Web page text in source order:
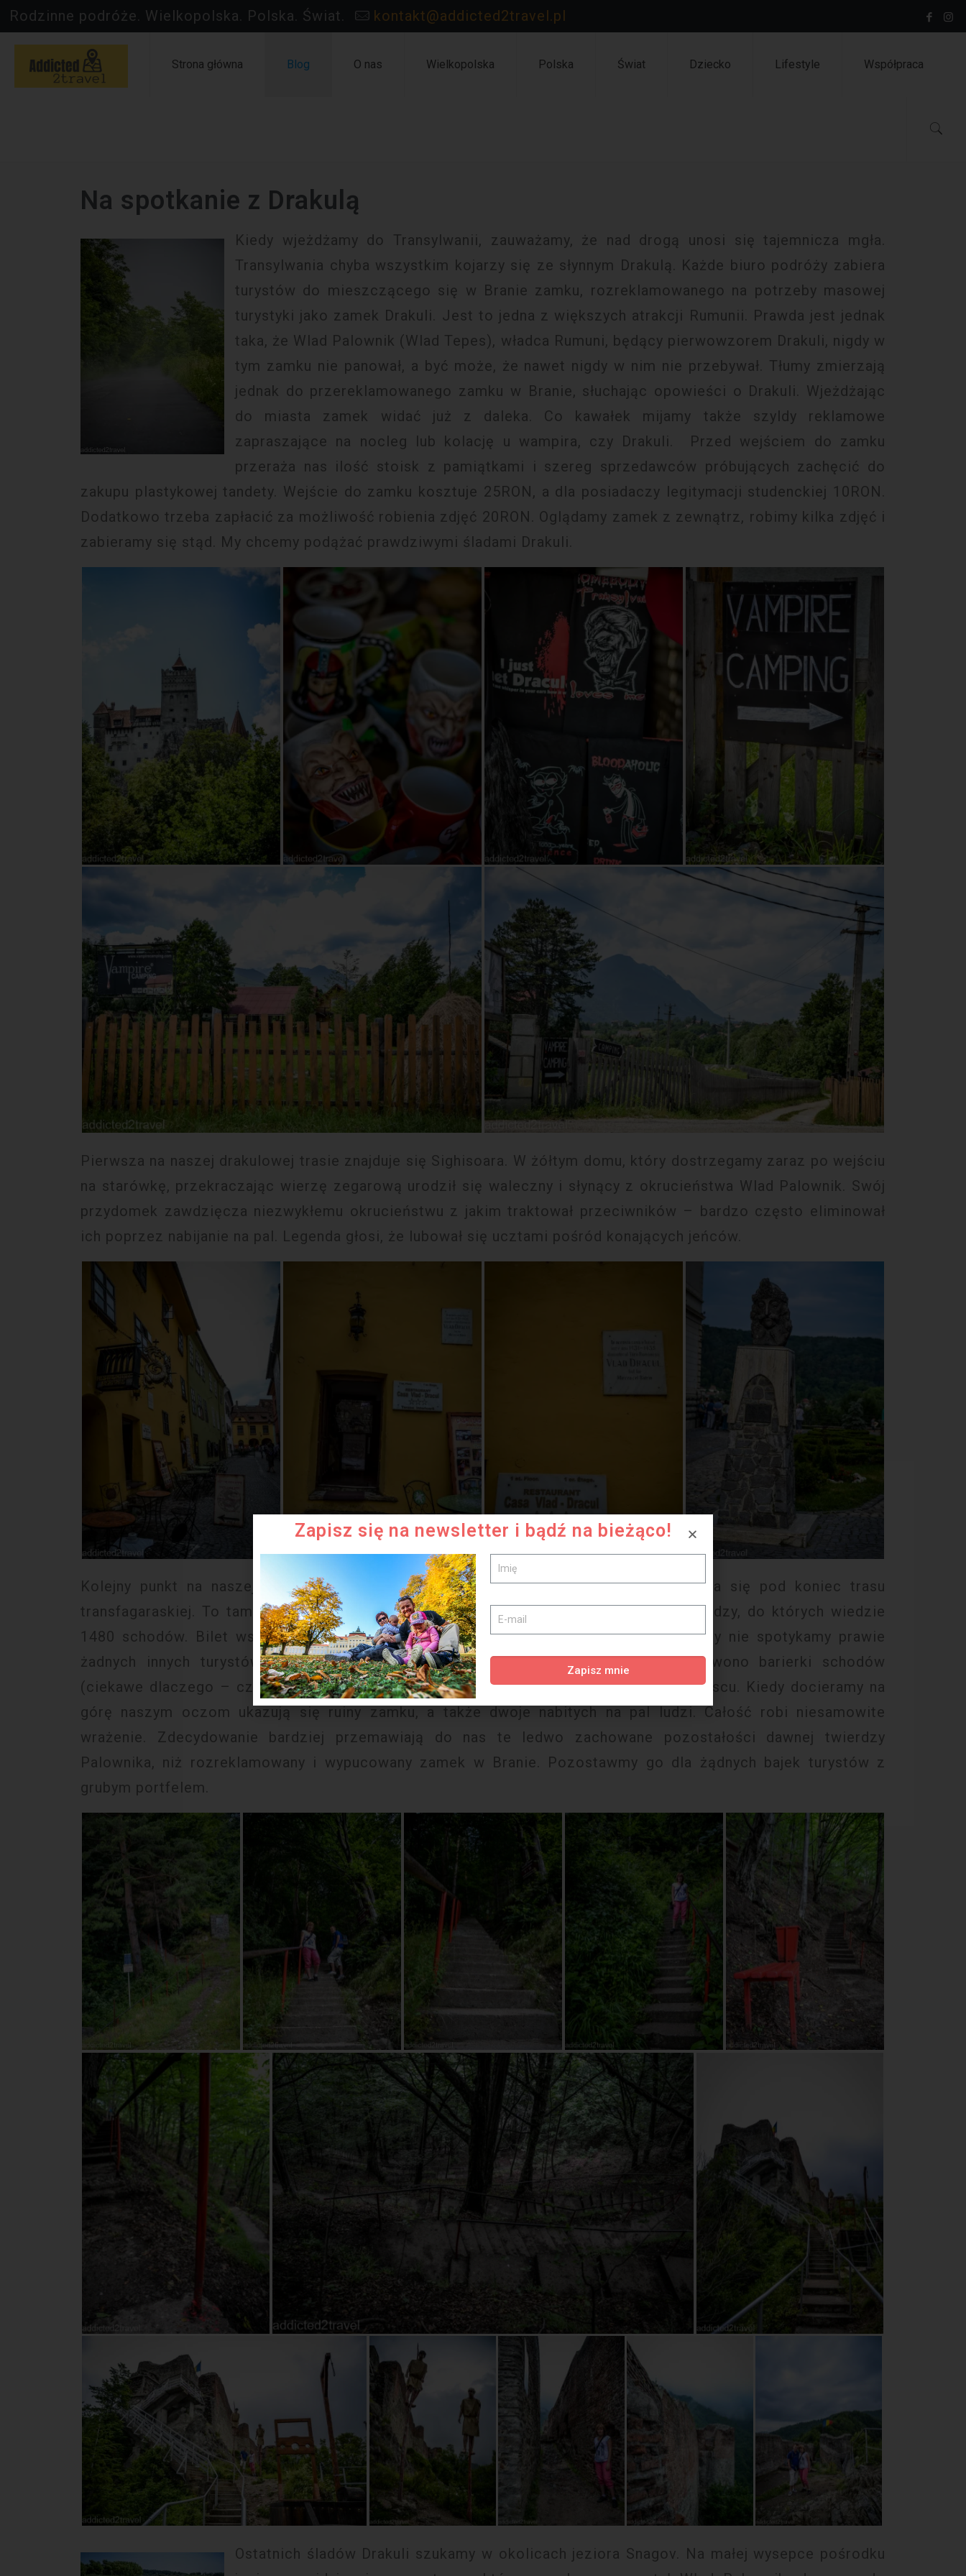
Rodzinne podróże. Wielkopolska. Polska. Świat. kontakt@addicted2travel.pl
Strona główna Blog O nas Wielkopolska Polska Świat Dziecko Lifestyle Współpraca
Na spotkanie z Drakulą
Kiedy wjeżdżamy do Transylwanii, zauważamy, że nad drogą unosi się tajemnicza mgła.
Transylwania chyba wszystkim kojarzy się ze słynnym Drakulą. Każde biuro podróży zabiera
turystów do mieszczącego się w Branie zamku, rozreklamowanego na potrzeby masowej
turystyki jako zamek Drakuli. Jest to jedna z większych atrakcji Rumunii. Prawda jest jednak
taka, że Wlad Palownik (Wlad Tepes), władca Rumuni, będący pierwowzorem Drakuli, nigdy w
tym zamku nie panował, a być może, że nawet nigdy w nim nie przebywał. Tłumy zmierzają
jednak do przereklamowanego zamku w Branie, słuchając opowieści o Drakuli. Wjeżdżając
do miasta zamek widać już z daleka. Co kawałek mijamy także szyldy reklamowe
zapraszające na nocleg lub kolację u wampira, czy Drakuli. Przed wejściem do zamku
przeraża nas ilość stoisk z pamiątkami i szereg sprzedawców próbujących zachęcić do
zakupu plastykowej tandety. Wejście do zamku kosztuje 25RON, a dla posiadaczy legitymacji studenckiej 10RON.
Dodatkowo trzeba zapłacić za możliwość robienia zdjęć 20RON. Oglądamy zamek z zewnątrz, robimy kilka zdjęć i
zabieramy się stąd. My chcemy podążać prawdziwymi śladami Drakuli.
Pierwsza na naszej drakulowej trasie znajduje się Sighisoara. W żółtym domu, który dostrzegamy zaraz po wejściu
na starówkę, przekraczając wierzę zegarową urodził się waleczny i słynący z okrucieństwa Wlad Palownik. Swój
przydomek zawdzięcza niezwykłemu okrucieństwu z jakim traktował przeciwników – bardzo często eliminował
ich poprzez nabijanie na pal. Legenda głosi, że lubował się ucztami pośród konających jeńców.
Kolejny punkt na naszej trasie śladami Drakuli stanowiła twierdza Poienari, znajdująca się pod koniec trasu
transfagaraskiej. To tam rezydował Wład Palownik. Do dzisiaj zachowały się ruiny twierdzy, do których wiedzie
1480 schodów. Bilet wstępu kosztuje 5RON, a studencki 2RON. Na drodze do twierdzy nie spotykamy prawie
żadnych innych turystów. Pochmurna i lekko deszczowa oraz pomalowane na czerwono barierki schodów
(ciekawe dlaczego – czy to rzeczywiście ślady krwi…?) dodają tajemniczości temu miejscu. Kiedy docieramy na
górę naszym oczom ukazują się ruiny zamku, a także dwoje nabitych na pal ludzi. Całość robi niesamowite
wrażenie. Zdecydowanie bardziej przemawiają do nas te ledwo zachowane pozostałości dawnej twierdzy
Palownika, niż rozreklamowany i wypucowany zamek w Branie. Pozostawmy go dla żądnych bajek turystów z
grubym portfelem.
Ostatnich śladów Drakuli szukamy w okolicach jeziora Snagov. Na małej wysepce pośrodku
Zapisz się na newsletter i bądź na bieżąco!
Zapisz mnie